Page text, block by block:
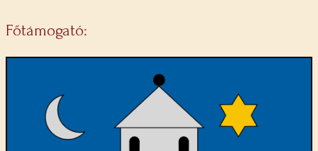
Főtámogató: